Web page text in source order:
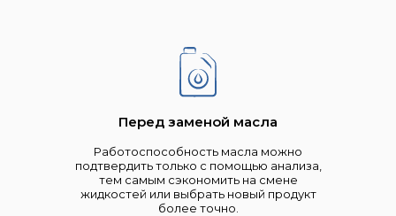
Работоспособность масла можно
подтвердить только с помощью анализа,
тем самым сэкономить на смене
жидкостей или выбрать новый продукт
более точно.
Перед заменой масла